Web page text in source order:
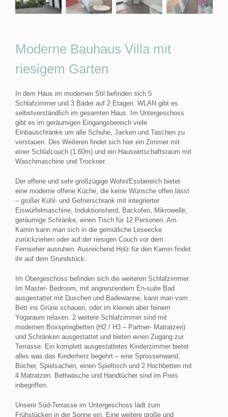
Moderne Bauhaus Villa mit
riesigem Garten
In dem Haus im modernen Stil befinden sich 5
Schlafzimmer und 3 Bäder auf 2 Etagen. WLAN gibt es
selbstverständlich im gesamten Haus. Im Untergeschoss
gibt es im geräumigen Eingangsbereich viele
Einbauschränke um alle Schuhe, Jacken und Taschen zu
verstauen. Des Weiteren findet sich hier ein Zimmer mit
einer Schlafcouch (1.60m) und ein Hauswirtschaftsraum mit
Waschmaschine und Trockner.
Der offene und sehr großzügige Wohn/Essbereich bietet
eine moderne offene Küche, die keine Wünsche offen lässt
– großer Kühl- und Gefrierschrank mit integrierter
Eiswürfelmaschine, Induktionsherd, Backofen, Mikrowelle,
geräumige Schränke, einen Tisch für 12 Personen. Am
Kamin kann man sich in die gemütliche Leseecke
zurückziehen oder auf der riesigen Couch vor dem
Fernseher ausruhen. Ausreichend Holz für den Kamin findet
ihr auf dem Grundstück.
Im Obergeschoss befinden sich die weiteren Schlafzimmer.
Im Master- Bedroom, mit angrenzendem En-suite Bad
ausgestattet mit Duschen und Badewanne, kann man vom
Bett ins Grüne schauen, oder im kleinen aber feinem
Yogaraum relaxen. 2 weitere Schlafzimmer sind mit
modernen Boxspringbetten (H2 / H3 – Partner- Matratzen)
und Schränken ausgestattet und bieten einen Zugang zur
Terrasse. Ein komplett ausgestattetes Kinderzimmer bietet
alles was das Kinderherz begehrt – eine Sprossenwand,
Bücher, Spielsachen, einen Spieltisch und 2 Hochbetten mit
4 Matratzen. Bettwäsche und Handtücher sind im Preis
inbegriffen.
Unsere Süd-Terrasse im Untergeschoss lädt zum
Frühstücken in der Sonne ein. Eine weitere große und